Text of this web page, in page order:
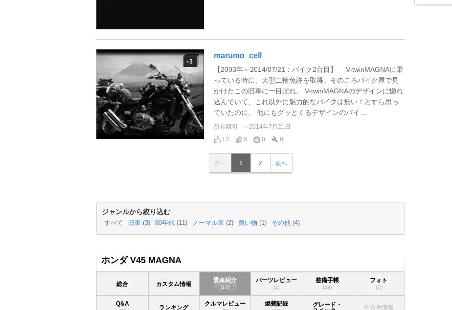
+3
marumo_cell
【2003年～2014/07/21：バイク2台目】 V-twinMAGNAに乗
っている時に、大型二輪免許を取得。そのころバイク屋で見
かけたこの旧車に一目ぼれ。 V-twinMAGNAのデザインに惚れ
込んでいて、これ以外に魅力的なバイクは無い！とすら思っ
ていたのに、 他にもグッとくるデザインのバイ ...
所有期間
～2014年7月21日
13
0 0 0
前へ 1 2 次へ
ジャンルから絞り込む
すべて 旧車 (3) 80年代 (11) ノーマル車 (2) 買い物 (1) その他 (4)
ホンダ V45 MAGNA
総合 カスタム情報
愛車紹介
(17)
パーツレビュー
(2)
整備手帳
(48)
フォト
(7)
Q&A
ランキング
クルマレビュー 燃費記録
グレード・
中古車情報